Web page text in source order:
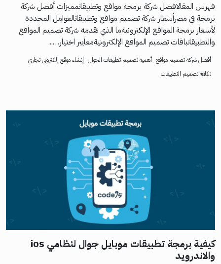
فهرس المقالافضل شركة برمجة مواقع وتطبيقاتمميزات أفضل شركة
برمجة في مصرأسعار شركة تصميم مواقع وتطبيقاتالعوامل المحددة
لأسعار برمجة المواقع الإلكترونيةما الذي تقدمه شركة تصميم المواقع
والتطبيقاتباقات تصميم المواقع الإلكترونيةمعايير اختيار…...
أفضل شركة تصميم مواقع أهمية تصميم تطبيقات الجوال إنشاء موقع إلكتروني تجاري
تكلفة تصميم التطبيقات
كيفية برمجة تطبيقات موبايل جوال لنظامي ios
والاندرويد